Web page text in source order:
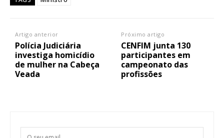
Artigo anterior
Polícia Judiciária
investiga homicídio
de mulher na Cabeça
Veada
Próximo artigo
CENFIM junta 130
participantes em
campeonato das
profissões